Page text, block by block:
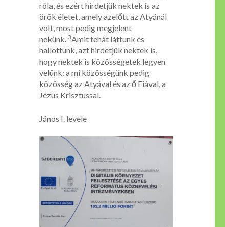
róla, és ezért hirdetjük nektek is az
örök életet, amely azelőtt az Atyánál
volt, most pedig megjelent
nekünk. 3Amit tehát láttunk és
hallottunk, azt hirdetjük nektek is,
hogy nektek is közösségetek legyen
velünk: a mi közösségünk pedig
közösség az Atyával és az ő Fiával, a
Jézus Krisztussal.
János I. levele